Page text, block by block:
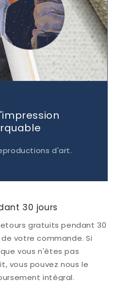
d'art.
30 jours
gratuits pendant 30
votre commande. Si
vous n'êtes pas
vous pouvez nous le
intégral.